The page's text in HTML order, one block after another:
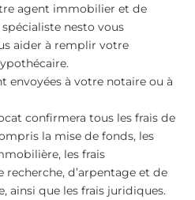
agent immobilier et de
nesto vous
aider à remplir votre
envoyées à votre notaire ou à
confirmera tous les frais de
la mise de fonds, les
les frais
recherche, d’arpentage et de
ainsi que les frais juridiques.